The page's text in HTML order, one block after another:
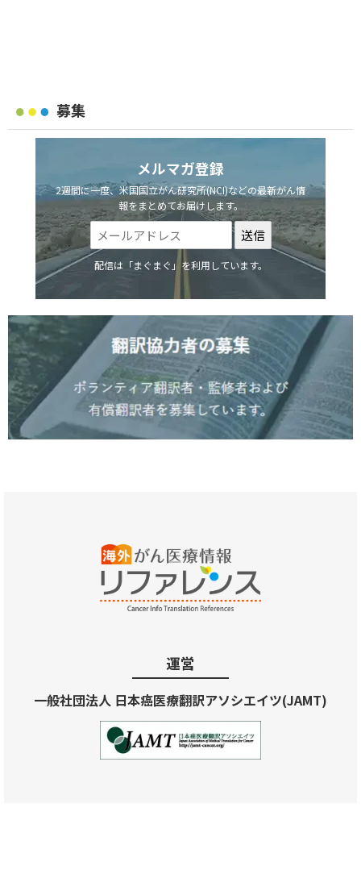
募集
メルマガ登録
2週間に一度、米国国立がん研究所(NCI)などの最新がん情
報をまとめてお届けします。
配信は「まぐまぐ」を利用しています。
運営
一般社団法人 日本癌医療翻訳アソシエイツ(JAMT)